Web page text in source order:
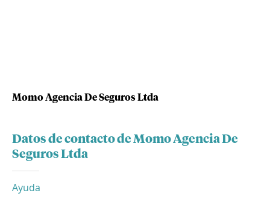
Momo Agencia De Seguros Ltda
Datos de contacto de Momo Agencia De
Seguros Ltda
Ayuda